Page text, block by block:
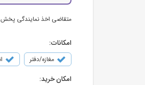
متقاضی اخذ نمایندگی پخش
امکانات:
مغازه/دفتر
امکان خرید: